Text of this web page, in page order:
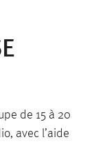
de 15 à 20
avec l’aide